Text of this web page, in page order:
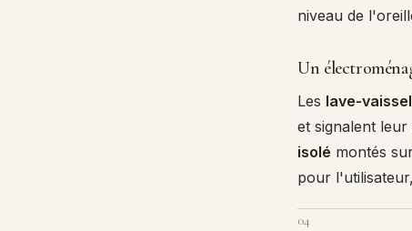
niveau de
Un
Les lave-
et signalent
isolé montés
pour
04